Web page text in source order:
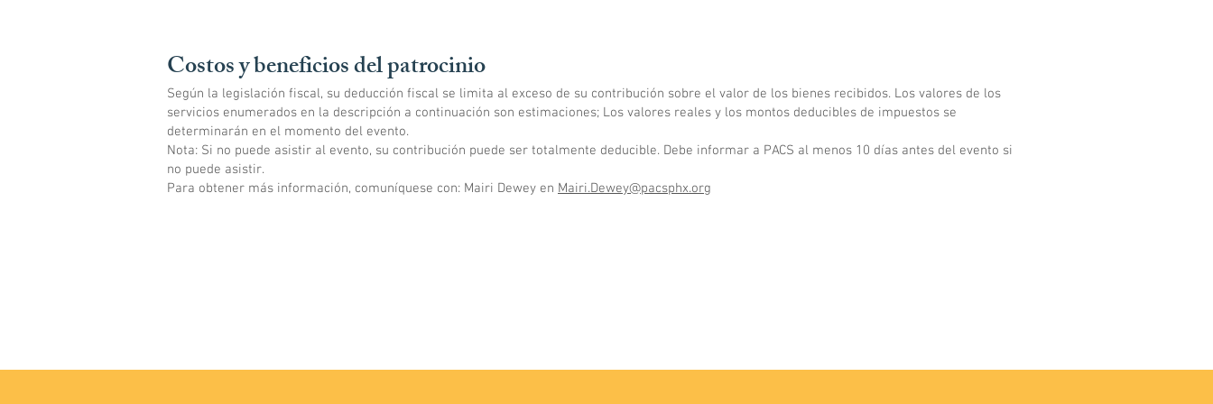
Costos y beneficios del patrocinio
Según la legislación fiscal, su deducción fiscal se limita al exceso de su contribución sobre el valor de los bienes recibidos. Los valores de los
servicios enumerados en la descripción a continuación son estimaciones; Los valores reales y los montos deducibles de impuestos se
determinarán en el momento del evento.
Nota: Si no puede asistir al evento, su contribución puede ser totalmente deducible. Debe informar a PACS al menos 10 días antes del evento si
no puede asistir.
Para obtener más información, comuníquese con: Mairi Dewey en Mairi.Dewey@pacsphx.org